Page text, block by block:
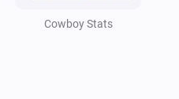
Cowboy Stats